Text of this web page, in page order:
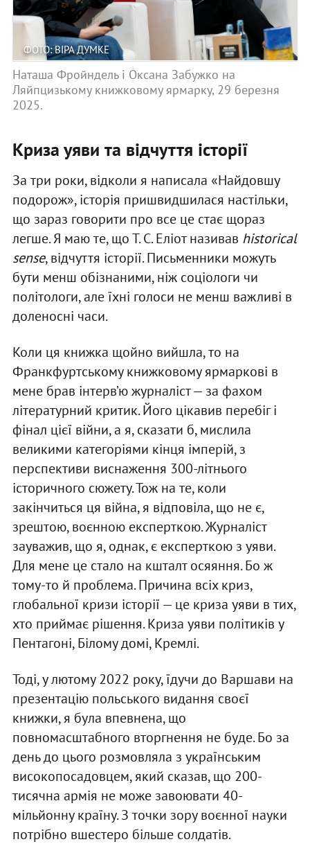
ФОТО: ВІРА ДУМКЕ
Наташа Фройндель і Оксана Забужко на
Ляйпцизькому книжковому ярмарку, 29 березня
2025.
Криза уяви та відчуття історії
За три роки, відколи я написала «Найдовшу
подорож», історія пришвидшилася настільки,
що зараз говорити про все це стає щораз
легше. Я маю те, що Т. С. Еліот називав historical
sense, відчуття історії. Письменники можуть
бути менш обізнаними, ніж соціологи чи
політологи, але їхні голоси не менш важливі в
доленосні часи.
Коли ця книжка щойно вийшла, то на
Франкфуртському книжковому ярмаркові в
мене брав інтерв’ю журналіст — за фахом
літературний критик. Його цікавив перебіг і
фінал цієї війни, а я, сказати б, мислила
великими категоріями кінця імперій, з
перспективи виснаження 300-літнього
історичного сюжету. Тож на те, коли
закінчиться ця війна, я відповіла, що не є,
зрештою, воєнною експерткою. Журналіст
зауважив, що я, однак, є експерткою з уяви.
Для мене це стало на кшталт осяяння. Бо ж
тому-то й проблема. Причина всіх криз,
глобальної кризи історії — це криза уяви в тих,
хто приймає рішення. Криза уяви політиків у
Пентагоні, Білому домі, Кремлі.
Тоді, у лютому 2022 року, їдучи до Варшави на
презентацію польського видання своєї
книжки, я була впевнена, що
повномасштабного вторгнення не буде. Бо за
день до цього розмовляла з українським
високопосадовцем, який сказав, що 200-
тисячна армія не може завоювати 40-
мільйонну країну. З точки зору воєнної науки
потрібно вшестеро більше солдатів.